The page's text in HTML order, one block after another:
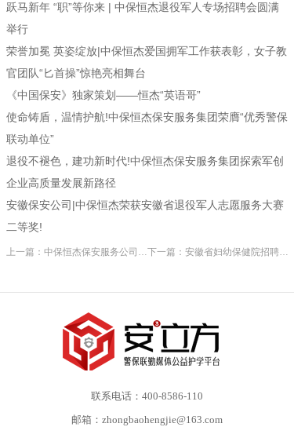
跃马新年 “职”等你来 | 中保恒杰退役军人专场招聘会圆满
举行
荣誉加冕 英姿绽放|中保恒杰爱国拥军工作获表彰，女子教
官团队“匕首操”惊艳亮相舞台
《中国保安》独家策划——恒杰“英语哥”
使命铸盾，温情护航!中保恒杰保安服务集团荣膺“优秀警保
联动单位”
退役不褪色，建功新时代!中保恒杰保安服务集团探索军创
企业高质量发展新路径
安徽保安公司|中保恒杰荣获安徽省退役军人志愿服务大赛
二等奖!
上一篇：中保恒杰保安服务公司标准化管理委员会第一次专项工作会议顺利召开 下一篇：安徽省妇幼保健院招聘保安
联系电话：400-8586-110
邮箱：zhongbaohengjie@163.com